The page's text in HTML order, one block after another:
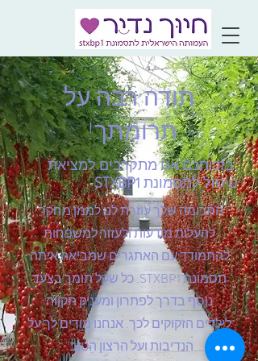
תודה רבה על
תרומתך!
"בזכותכם אנו מתקרבים למציאת
טיפול לתסמונתSTXBP1
התרומה שלך עוזרת לנו לממן מחקר,
להעלות מודעות ולעזור למשפחות
להתמודד עם האתגרים שמביאה איתה
תסמונת STXBP1. כל שקל תומך בצעד
נוסף בדרך לפתרון ומעניק תקווה
לילדים הזקוקים לכך. אנחנו מודים לך על
הנדיבות ועל הרצון הטוב"